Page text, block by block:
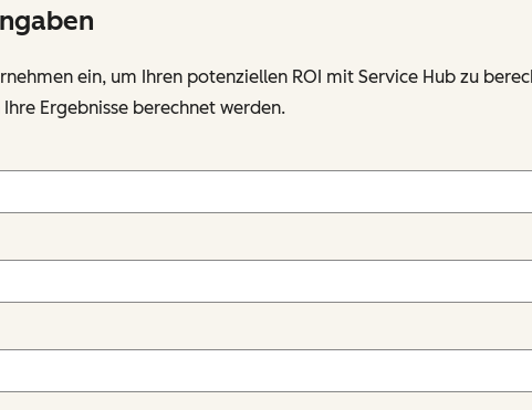
ein, um Ihren potenziellen ROI mit Service Hub zu
Ergebnisse berechnet werden.